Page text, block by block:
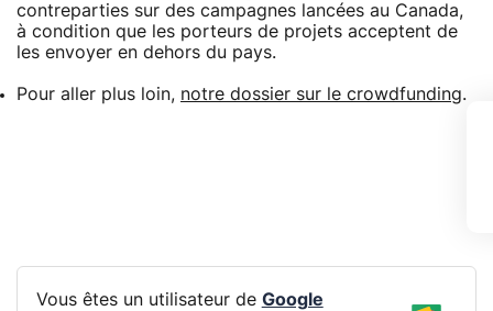
contreparties sur des campagnes lancées au Canada,
à condition que les porteurs de projets acceptent de
les envoyer en dehors du pays.
Pour aller plus loin, notre dossier sur le crowdfunding.
Vous êtes un utilisateur de Google